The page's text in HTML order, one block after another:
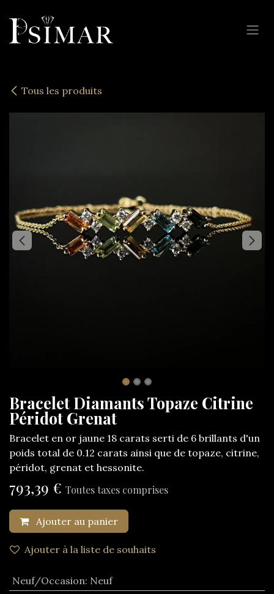
Tous les produits
Bracelet Diamants Topaze Citrine
Péridot Grenat
Bracelet en or jaune 18 carats serti de 6 brillants d'un
poids total de 0.12 carats ainsi que de topaze, citrine,
péridot, grenat et hessonite.
793,39 € Toutes taxes comprises
Ajouter au panier
Ajouter à la liste de souhaits
Neuf/Occasion: Neuf